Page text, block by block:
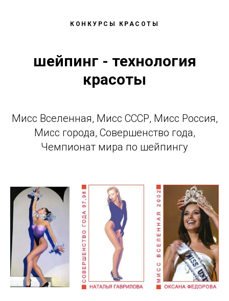
КОНКУРСЫ КРАСОТЫ
шейпинг - технология
красоты
Мисс Вселенная, Мисс СССР, Мисс Россия,
Мисс города, Совершенство года,
Чемпионат мира по шейпингу